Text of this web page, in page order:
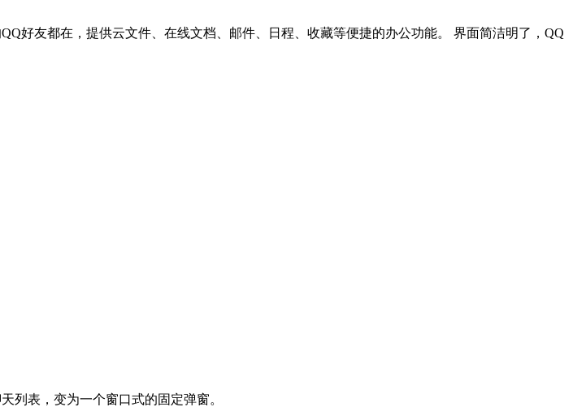
好友都在，提供云文件、在线文档、邮件、日程、收藏等便捷的办公功能。 界面简洁明了，QQ
表，变为一个窗口式的固定弹窗。